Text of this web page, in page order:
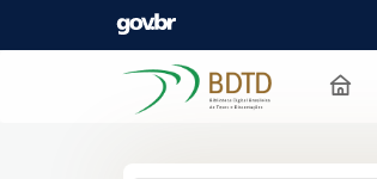
resultados de1para a busca '
Pular para o conteúdo